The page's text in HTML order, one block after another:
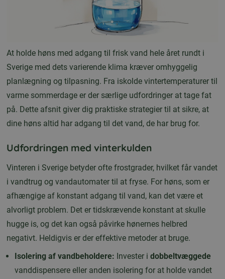
At holde høns med adgang til frisk vand hele året rundt i
Sverige med dets varierende klima kræver omhyggelig
planlægning og tilpasning. Fra iskolde vintertemperaturer til
varme sommerdage er der særlige udfordringer at tage fat
på. Dette afsnit giver dig praktiske strategier til at sikre, at
dine høns altid har adgang til det vand, de har brug for.
Udfordringen med vinterkulden
Vinteren i Sverige betyder ofte frostgrader, hvilket får vandet
i vandtrug og vandautomater til at fryse. For høns, som er
afhængige af konstant adgang til vand, kan det være et
alvorligt problem. Det er tidskrævende konstant at skulle
hugge is, og det kan også påvirke hønernes helbred
negativt. Heldigvis er der effektive metoder at bruge.
Isolering af vandbeholdere: Invester i dobbeltvæggede
vanddispensere eller anden isolering for at holde vandet